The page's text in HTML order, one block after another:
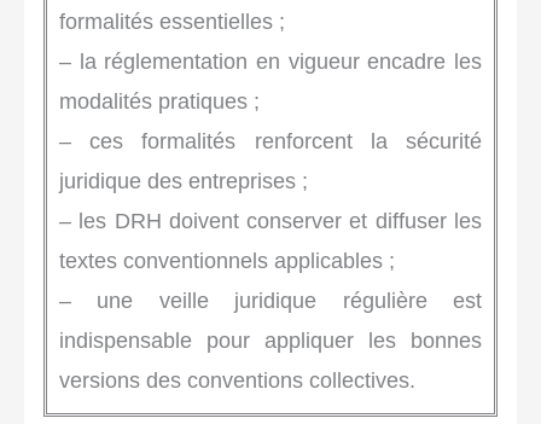
formalités essentielles ;
– la réglementation en vigueur encadre les
modalités pratiques ;
– ces formalités renforcent la sécurité
juridique des entreprises ;
– les DRH doivent conserver et diffuser les
textes conventionnels applicables ;
– une veille juridique régulière est
indispensable pour appliquer les bonnes
versions des conventions collectives.